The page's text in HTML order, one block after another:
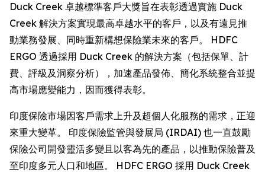
Duck Creek 卓越標準客戶大獎旨在表彰透過實施 Duck
Creek 解決方案實現最高卓越水平的客戶，以及有遠見推
動業務發展、同時重新構想保險業未來的客戶。 HDFC
ERGO 透過採用 Duck Creek 的解決方案（包括保單、計
費、評級及洞察分析），加速產品發佈、簡化系統整合並提
高市場應變能力，因而獲得表彰。
印度保險市場因客戶需求上升及超個人化服務的需求，正迎
來重大變革。 印度保險監管與發展局 (IRDAI) 也一直鼓勵
保險公司開發靈活多變且以客為先的產品，以推動保險普及
至印度多元人口和地區。 HDFC ERGO 採用 Duck Creek